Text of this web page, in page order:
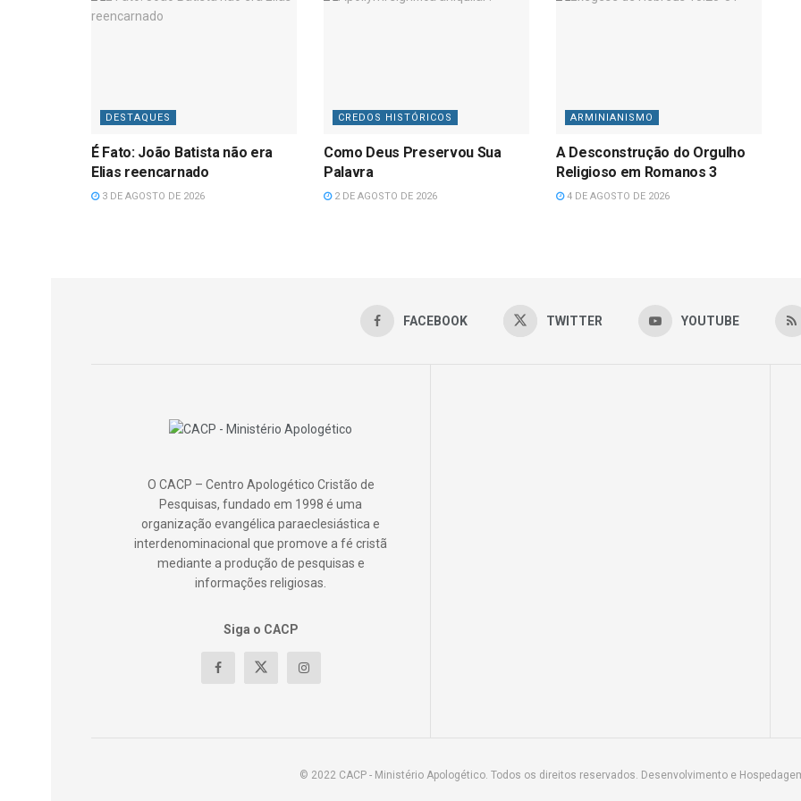
DESTAQUES
É Fato: João Batista não era
Elias reencarnado
3 DE AGOSTO DE 2026
CREDOS HISTÓRICOS
Como Deus Preservou Sua
Palavra
2 DE AGOSTO DE 2026
ARMINIANISMO
A Desconstrução do Orgulho
Religioso em Romanos 3
4 DE AGOSTO DE 2026
FACEBOOK TWITTER YOUTUBE
O CACP – Centro Apologético Cristão de
Pesquisas, fundado em 1998 é uma
organização evangélica paraeclesiástica e
interdenominacional que promove a fé cristã
mediante a produção de pesquisas e
informações religiosas.
Siga o CACP
© 2022 CACP - Ministério Apologético. Todos os direitos reservados. Desenvolvimento e